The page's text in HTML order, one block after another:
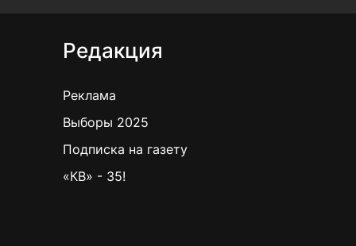
Редакция
Реклама
Выборы 2025
Подписка на газету
«КВ» - 35!